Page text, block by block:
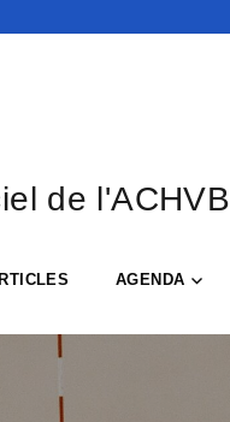
de l'ACHVB
AGENDA